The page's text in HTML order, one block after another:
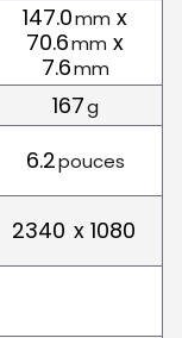
147.0mm x
70.6mm x
7.6mm
167g
6.2pouces
2340 x 1080